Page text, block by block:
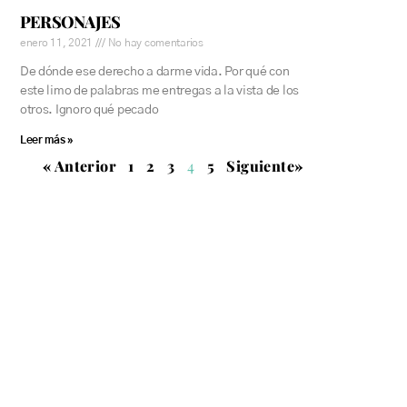
PERSONAJES
enero 11, 2021 No hay comentarios
De dónde ese derecho a darme vida. Por qué con
este limo de palabras me entregas a la vista de los
otros. Ignoro qué pecado
Leer más »
« Anterior 1 2 3 4 5 Siguiente»